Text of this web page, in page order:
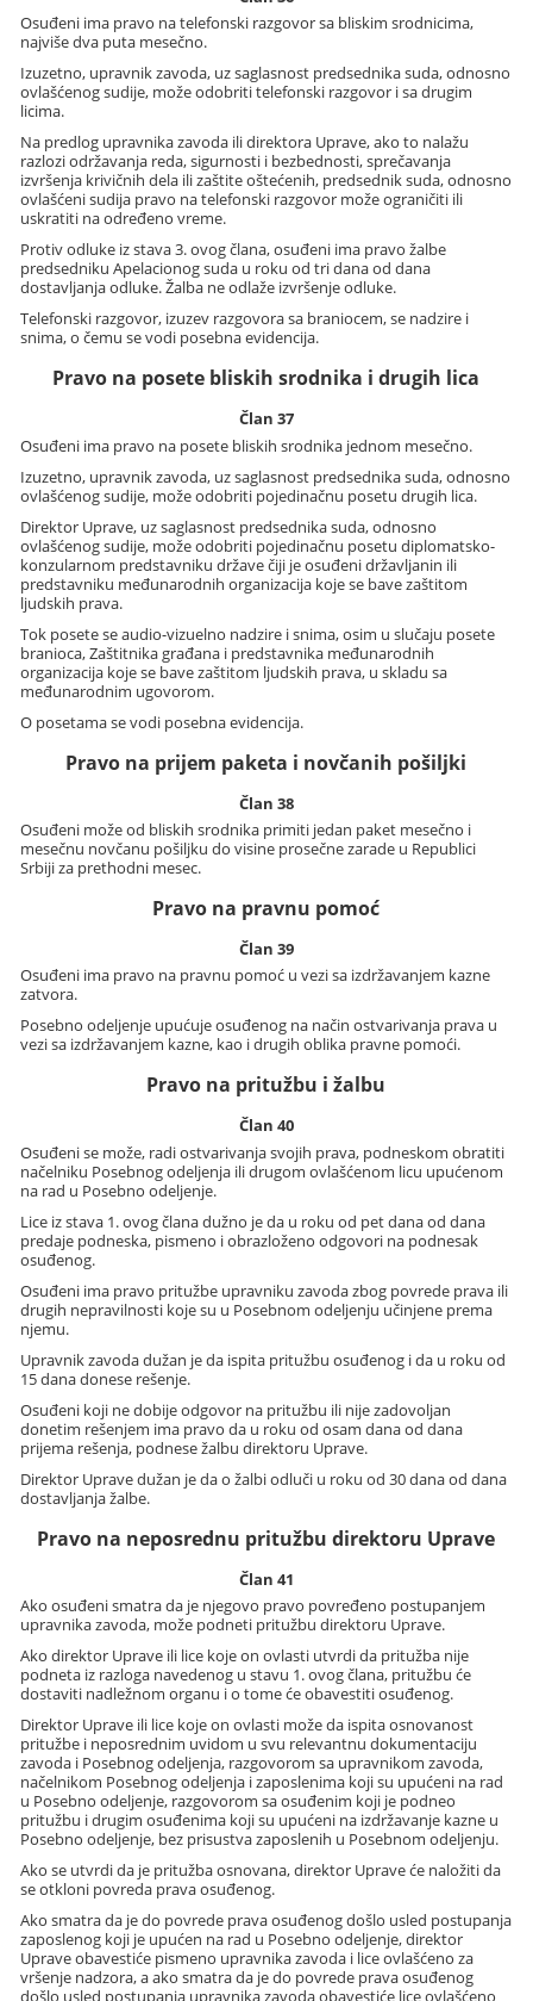
Osuđeni ima pravo na telefonski razgovor sa bliskim srodnicima,
najviše dva puta mesečno.
Izuzetno, upravnik zavoda, uz saglasnost predsednika suda, odnosno
ovlašćenog sudije, može odobriti telefonski razgovor i sa drugim
licima.
Na predlog upravnika zavoda ili direktora Uprave, ako to nalažu
razlozi održavanja reda, sigurnosti i bezbednosti, sprečavanja
izvršenja krivičnih dela ili zaštite oštećenih, predsednik suda, odnosno
ovlašćeni sudija pravo na telefonski razgovor može ograničiti ili
uskratiti na određeno vreme.
Protiv odluke iz stava 3. ovog člana, osuđeni ima pravo žalbe
predsedniku Apelacionog suda u roku od tri dana od dana
dostavljanja odluke. Žalba ne odlaže izvršenje odluke.
Telefonski razgovor, izuzev razgovora sa braniocem, se nadzire i
snima, o čemu se vodi posebna evidencija.
Pravo na posete bliskih srodnika i drugih lica
Član 37
Osuđeni ima pravo na posete bliskih srodnika jednom mesečno.
Izuzetno, upravnik zavoda, uz saglasnost predsednika suda, odnosno
ovlašćenog sudije, može odobriti pojedinačnu posetu drugih lica.
Direktor Uprave, uz saglasnost predsednika suda, odnosno
ovlašćenog sudije, može odobriti pojedinačnu posetu diplomatsko-
konzularnom predstavniku države čiji je osuđeni državljanin ili
predstavniku međunarodnih organizacija koje se bave zaštitom
ljudskih prava.
Tok posete se audio-vizuelno nadzire i snima, osim u slučaju posete
branioca, Zaštitnika građana i predstavnika međunarodnih
organizacija koje se bave zaštitom ljudskih prava, u skladu sa
međunarodnim ugovorom.
O posetama se vodi posebna evidencija.
Pravo na prijem paketa i novčanih pošiljki
Član 38
Osuđeni može od bliskih srodnika primiti jedan paket mesečno i
mesečnu novčanu pošiljku do visine prosečne zarade u Republici
Srbiji za prethodni mesec.
Pravo na pravnu pomoć
Član 39
Osuđeni ima pravo na pravnu pomoć u vezi sa izdržavanjem kazne
zatvora.
Posebno odeljenje upućuje osuđenog na način ostvarivanja prava u
vezi sa izdržavanjem kazne, kao i drugih oblika pravne pomoći.
Pravo na pritužbu i žalbu
Član 40
Osuđeni se može, radi ostvarivanja svojih prava, podneskom obratiti
načelniku Posebnog odeljenja ili drugom ovlašćenom licu upućenom
na rad u Posebno odeljenje.
Lice iz stava 1. ovog člana dužno je da u roku od pet dana od dana
predaje podneska, pismeno i obrazloženo odgovori na podnesak
osuđenog.
Osuđeni ima pravo pritužbe upravniku zavoda zbog povrede prava ili
drugih nepravilnosti koje su u Posebnom odeljenju učinjene prema
njemu.
Upravnik zavoda dužan je da ispita pritužbu osuđenog i da u roku od
15 dana donese rešenje.
Osuđeni koji ne dobije odgovor na pritužbu ili nije zadovoljan
donetim rešenjem ima pravo da u roku od osam dana od dana
prijema rešenja, podnese žalbu direktoru Uprave.
Direktor Uprave dužan je da o žalbi odluči u roku od 30 dana od dana
dostavljanja žalbe.
Pravo na neposrednu pritužbu direktoru Uprave
Član 41
Ako osuđeni smatra da je njegovo pravo povređeno postupanjem
upravnika zavoda, može podneti pritužbu direktoru Uprave.
Ako direktor Uprave ili lice koje on ovlasti utvrdi da pritužba nije
podneta iz razloga navedenog u stavu 1. ovog člana, pritužbu će
dostaviti nadležnom organu i o tome će obavestiti osuđenog.
Direktor Uprave ili lice koje on ovlasti može da ispita osnovanost
pritužbe i neposrednim uvidom u svu relevantnu dokumentaciju
zavoda i Posebnog odeljenja, razgovorom sa upravnikom zavoda,
načelnikom Posebnog odeljenja i zaposlenima koji su upućeni na rad
u Posebno odeljenje, razgovorom sa osuđenim koji je podneo
pritužbu i drugim osuđenima koji su upućeni na izdržavanje kazne u
Posebno odeljenje, bez prisustva zaposlenih u Posebnom odeljenju.
Ako se utvrdi da je pritužba osnovana, direktor Uprave će naložiti da
se otkloni povreda prava osuđenog.
Ako smatra da je do povrede prava osuđenog došlo usled postupanja
zaposlenog koji je upućen na rad u Posebno odeljenje, direktor
Uprave obavestiće pismeno upravnika zavoda i lice ovlašćeno za
vršenje nadzora, a ako smatra da je do povrede prava osuđenog
došlo usled postupanja upravnika zavoda obavestiće lice ovlašćeno